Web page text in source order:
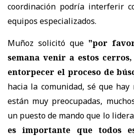
coordinación podría interferir
equipos especializados.
Muñoz solicitó que "por
semana venir a estos
entorpecer el proceso de
hacia la comunidad, sé que hay
están muy preocupadas,
un puesto de mando que lo
es importante que todos